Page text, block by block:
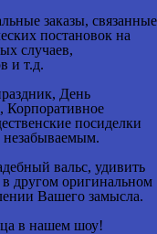
заказы, связанные
постановок на
случаев,
и т.д.
День
Корпоративное
посиделки
вальс, удивить
другом оригинальном
Вашего замысла.
в нашем шоу!